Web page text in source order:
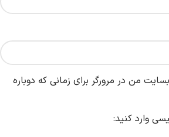
من در مرورگر برای زمانی که دوباره
وارد کنید: